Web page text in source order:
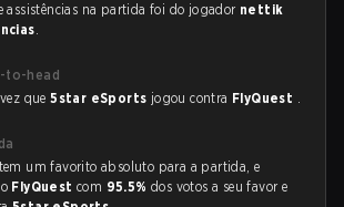
assistências na partida foi do jogador nettik
.
to-head
que5star eSports jogou contra FlyQuest .
um favorito absoluto para a partida, e
FlyQuestcom 95.5%dos votos a seu favor e